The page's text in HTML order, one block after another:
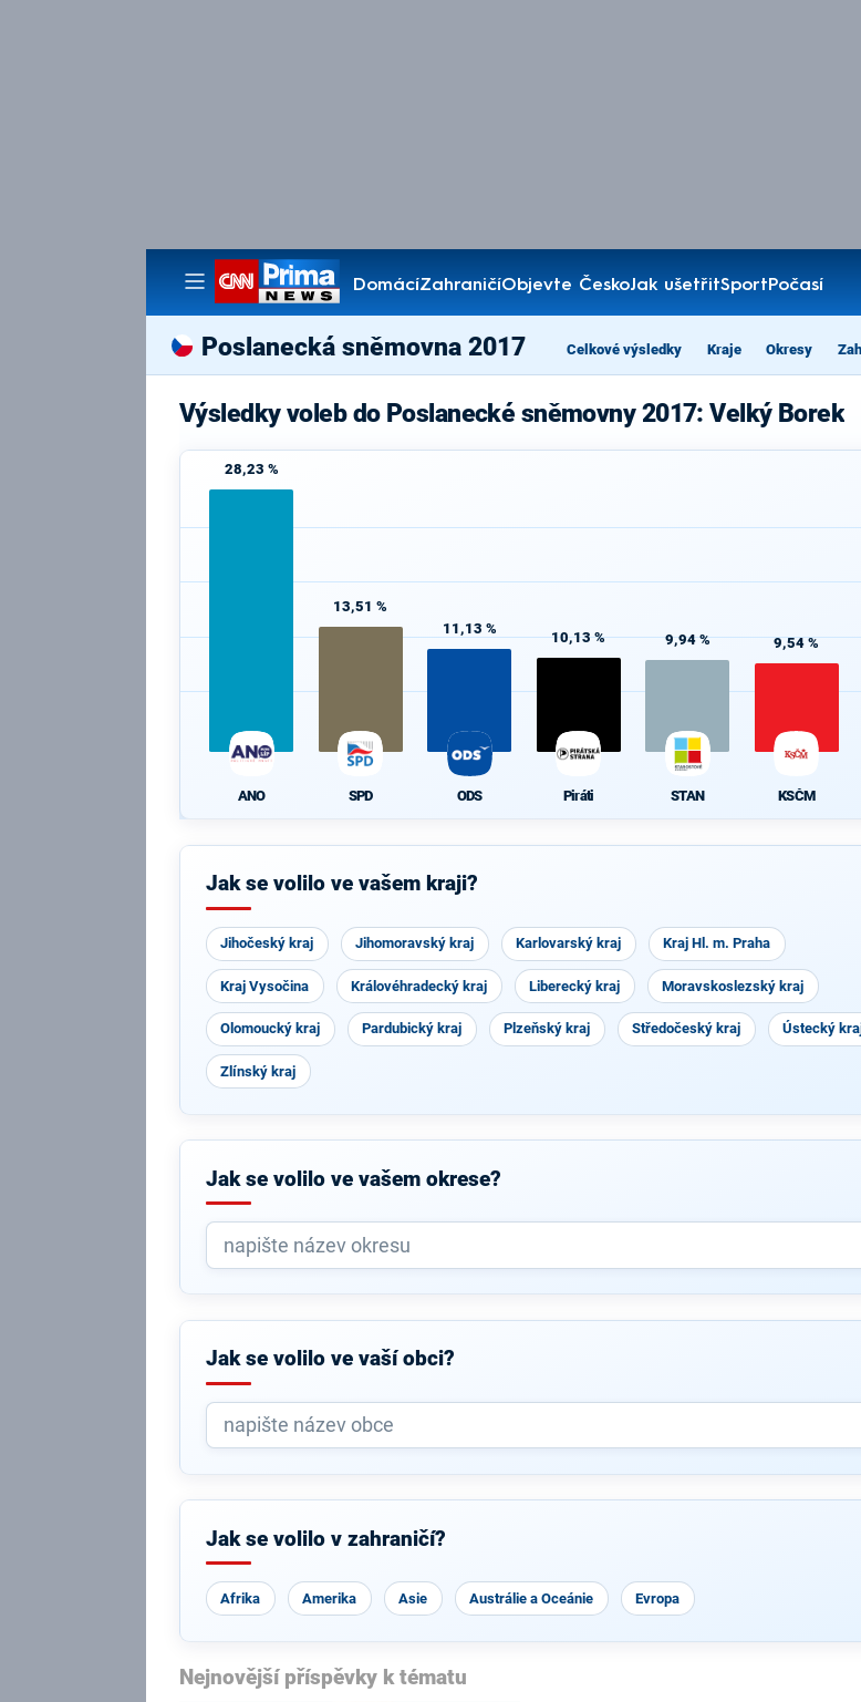
DomácíZahraničíObjevte ČeskoJak ušetřitSportPočasí
Pořady
Poslanecká sněmovna 2017 Celkové výsledky Kraje Okresy
Výsledky voleb do Poslanecké sněmovny 2017: Velký Borek
28,23 %
ANO
13,51 %
SPD
11,13 %
ODS
10,13 %
Piráti
9,94 %
STAN
9,54 %
KSČM
Jak se volilo ve vašem kraji?
Jihočeský kraj Jihomoravský kraj Karlovarský kraj Kraj Hl. m. Praha
Kraj Vysočina Královéhradecký kraj Liberecký kraj Moravskoslezský kraj
Olomoucký kraj Pardubický kraj Plzeňský kraj Středočeský kraj Ústecký
Zlínský kraj
Jak se volilo ve vašem okrese?
Jak se volilo ve vaší obci?
Jak se volilo v zahraničí?
Afrika Amerika Asie Austrálie a Oceánie Evropa
Nejnovější příspěvky k tématu